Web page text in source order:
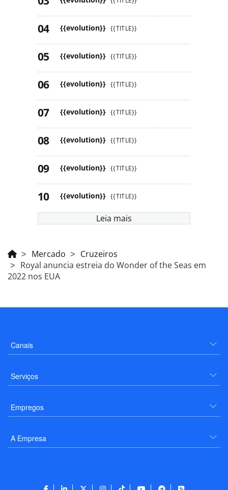
{{evolution}} {{TITLE}}
{{evolution}} {{TITLE}}
{{evolution}} {{TITLE}}
{{evolution}} {{TITLE}}
{{evolution}} {{TITLE}}
{{evolution}} {{TITLE}}
{{evolution}} {{TITLE}}
Leia mais
Mercado
Cruzeiros
Royal anuncia estreia do Wonder of the Seas em
2022 nos EUA
Canais
Serviços
Empregos
A Empresa